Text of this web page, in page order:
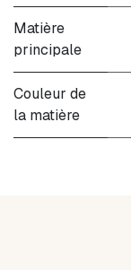
Matière
principale
Couleur de
la matière